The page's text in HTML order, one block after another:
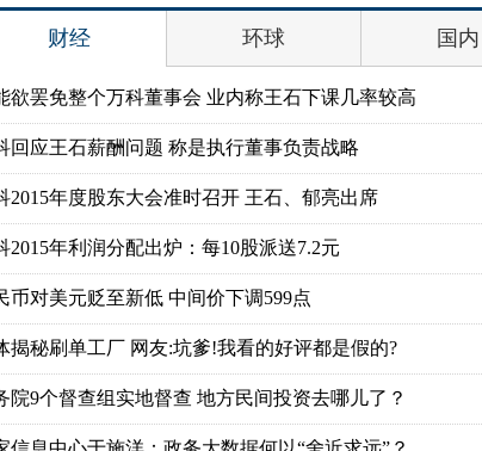
财经 环球 国内
欲罢免整个万科董事会 业内称王石下课几率较高
回应王石薪酬问题 称是执行董事负责战略
2015年度股东大会准时召开 王石、郁亮出席
2015年利润分配出炉：每10股派送7.2元
币对美元贬至新低 中间价下调599点
揭秘刷单工厂 网友:坑爹!我看的好评都是假的?
院9个督查组实地督查 地方民间投资去哪儿了？